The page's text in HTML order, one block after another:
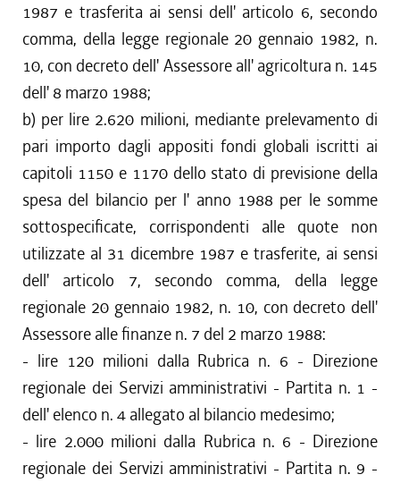
1987 e trasferita ai sensi dell' articolo 6, secondo
comma, della legge regionale 20 gennaio 1982, n.
10, con decreto dell' Assessore all' agricoltura n. 145
dell' 8 marzo 1988;
b) per lire 2.620 milioni, mediante prelevamento di
pari importo dagli appositi fondi globali iscritti ai
capitoli 1150 e 1170 dello stato di previsione della
spesa del bilancio per l' anno 1988 per le somme
sottospecificate, corrispondenti alle quote non
utilizzate al 31 dicembre 1987 e trasferite, ai sensi
dell' articolo 7, secondo comma, della legge
regionale 20 gennaio 1982, n. 10, con decreto dell'
Assessore alle finanze n. 7 del 2 marzo 1988:
- lire 120 milioni dalla Rubrica n. 6 - Direzione
regionale dei Servizi amministrativi - Partita n. 1 -
dell' elenco n. 4 allegato al bilancio medesimo;
- lire 2.000 milioni dalla Rubrica n. 6 - Direzione
regionale dei Servizi amministrativi - Partita n. 9 -